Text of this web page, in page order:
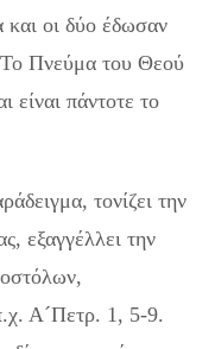
και οι δύο έδωσαν
Το Πνεύμα του Θεού
είναι πάντοτε το
τονίζει την
εξαγγέλλει την
Α´Πετρ. 1, 5-9.